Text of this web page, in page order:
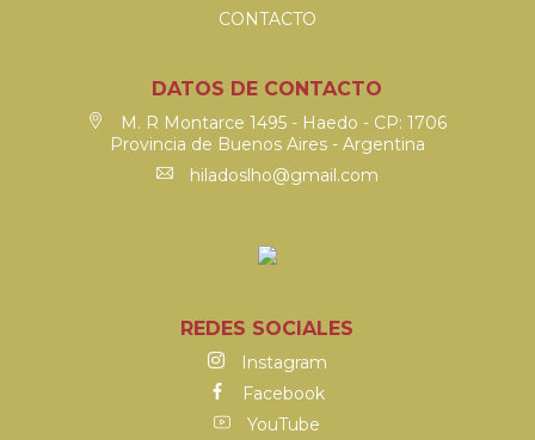
CONTACTO
DATOS DE CONTACTO
M. R Montarce 1495 - Haedo - CP: 1706
Provincia de Buenos Aires - Argentina
hiladoslho@gmail.com
REDES SOCIALES
Instagram
Facebook
YouTube